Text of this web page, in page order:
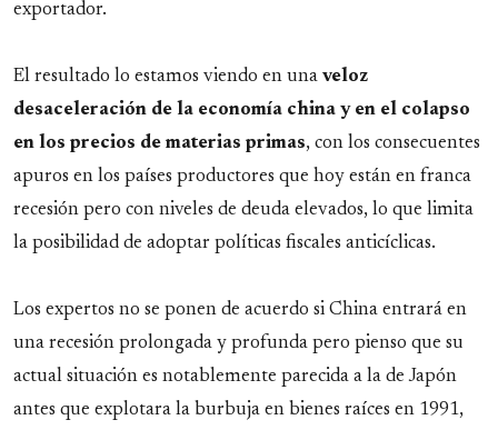
exportador.
El resultado lo estamos viendo en una veloz
desaceleración de la economía china y en el colapso
en los precios de materias primas, con los consecuentes
apuros en los países productores que hoy están en franca
recesión pero con niveles de deuda elevados, lo que limita
la posibilidad de adoptar políticas fiscales anticíclicas.
Los expertos no se ponen de acuerdo si China entrará en
una recesión prolongada y profunda pero pienso que su
actual situación es notablemente parecida a la de Japón
antes que explotara la burbuja en bienes raíces en 1991,